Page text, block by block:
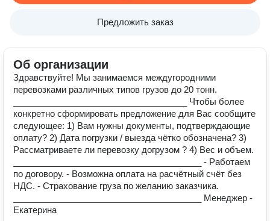
Предложить заказ
Об организации
Здравствуйте! Мы занимаемся междугородними
перевозками различных типов грузов до 20 тонн.
____________________________________ Чтобы более
конкретно сформировать предложение для Вас сообщите
следующее: 1) Вам нужны документы, подтверждающие
оплату? 2) Дата погрузки / выезда чётко обозначена? 3)
Рассматриваете ли перевозку догрузом ? 4) Вес и объем.
_______________________________________ - Работаем
по договору. - Возможна оплата на расчётный счёт без
НДС. - Страхование груза по желанию заказчика.
_______________________________________ Менеджер -
Екатерина